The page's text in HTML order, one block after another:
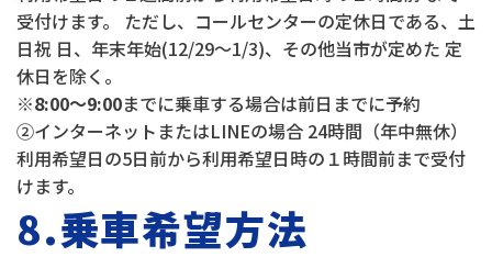
受付けます。 ただし、コールセンターの定休日である、土
日祝 日、年末年始(12/29～1/3)、その他当市が定めた 定
休日を除く。
※8:00～9:00までに乗車する場合は前日までに予約
②インターネットまたはLINEの場合 24時間（年中無休）
利用希望日の5日前から利用希望日時の１時間前まで受付
けます。
8.乗車希望方法